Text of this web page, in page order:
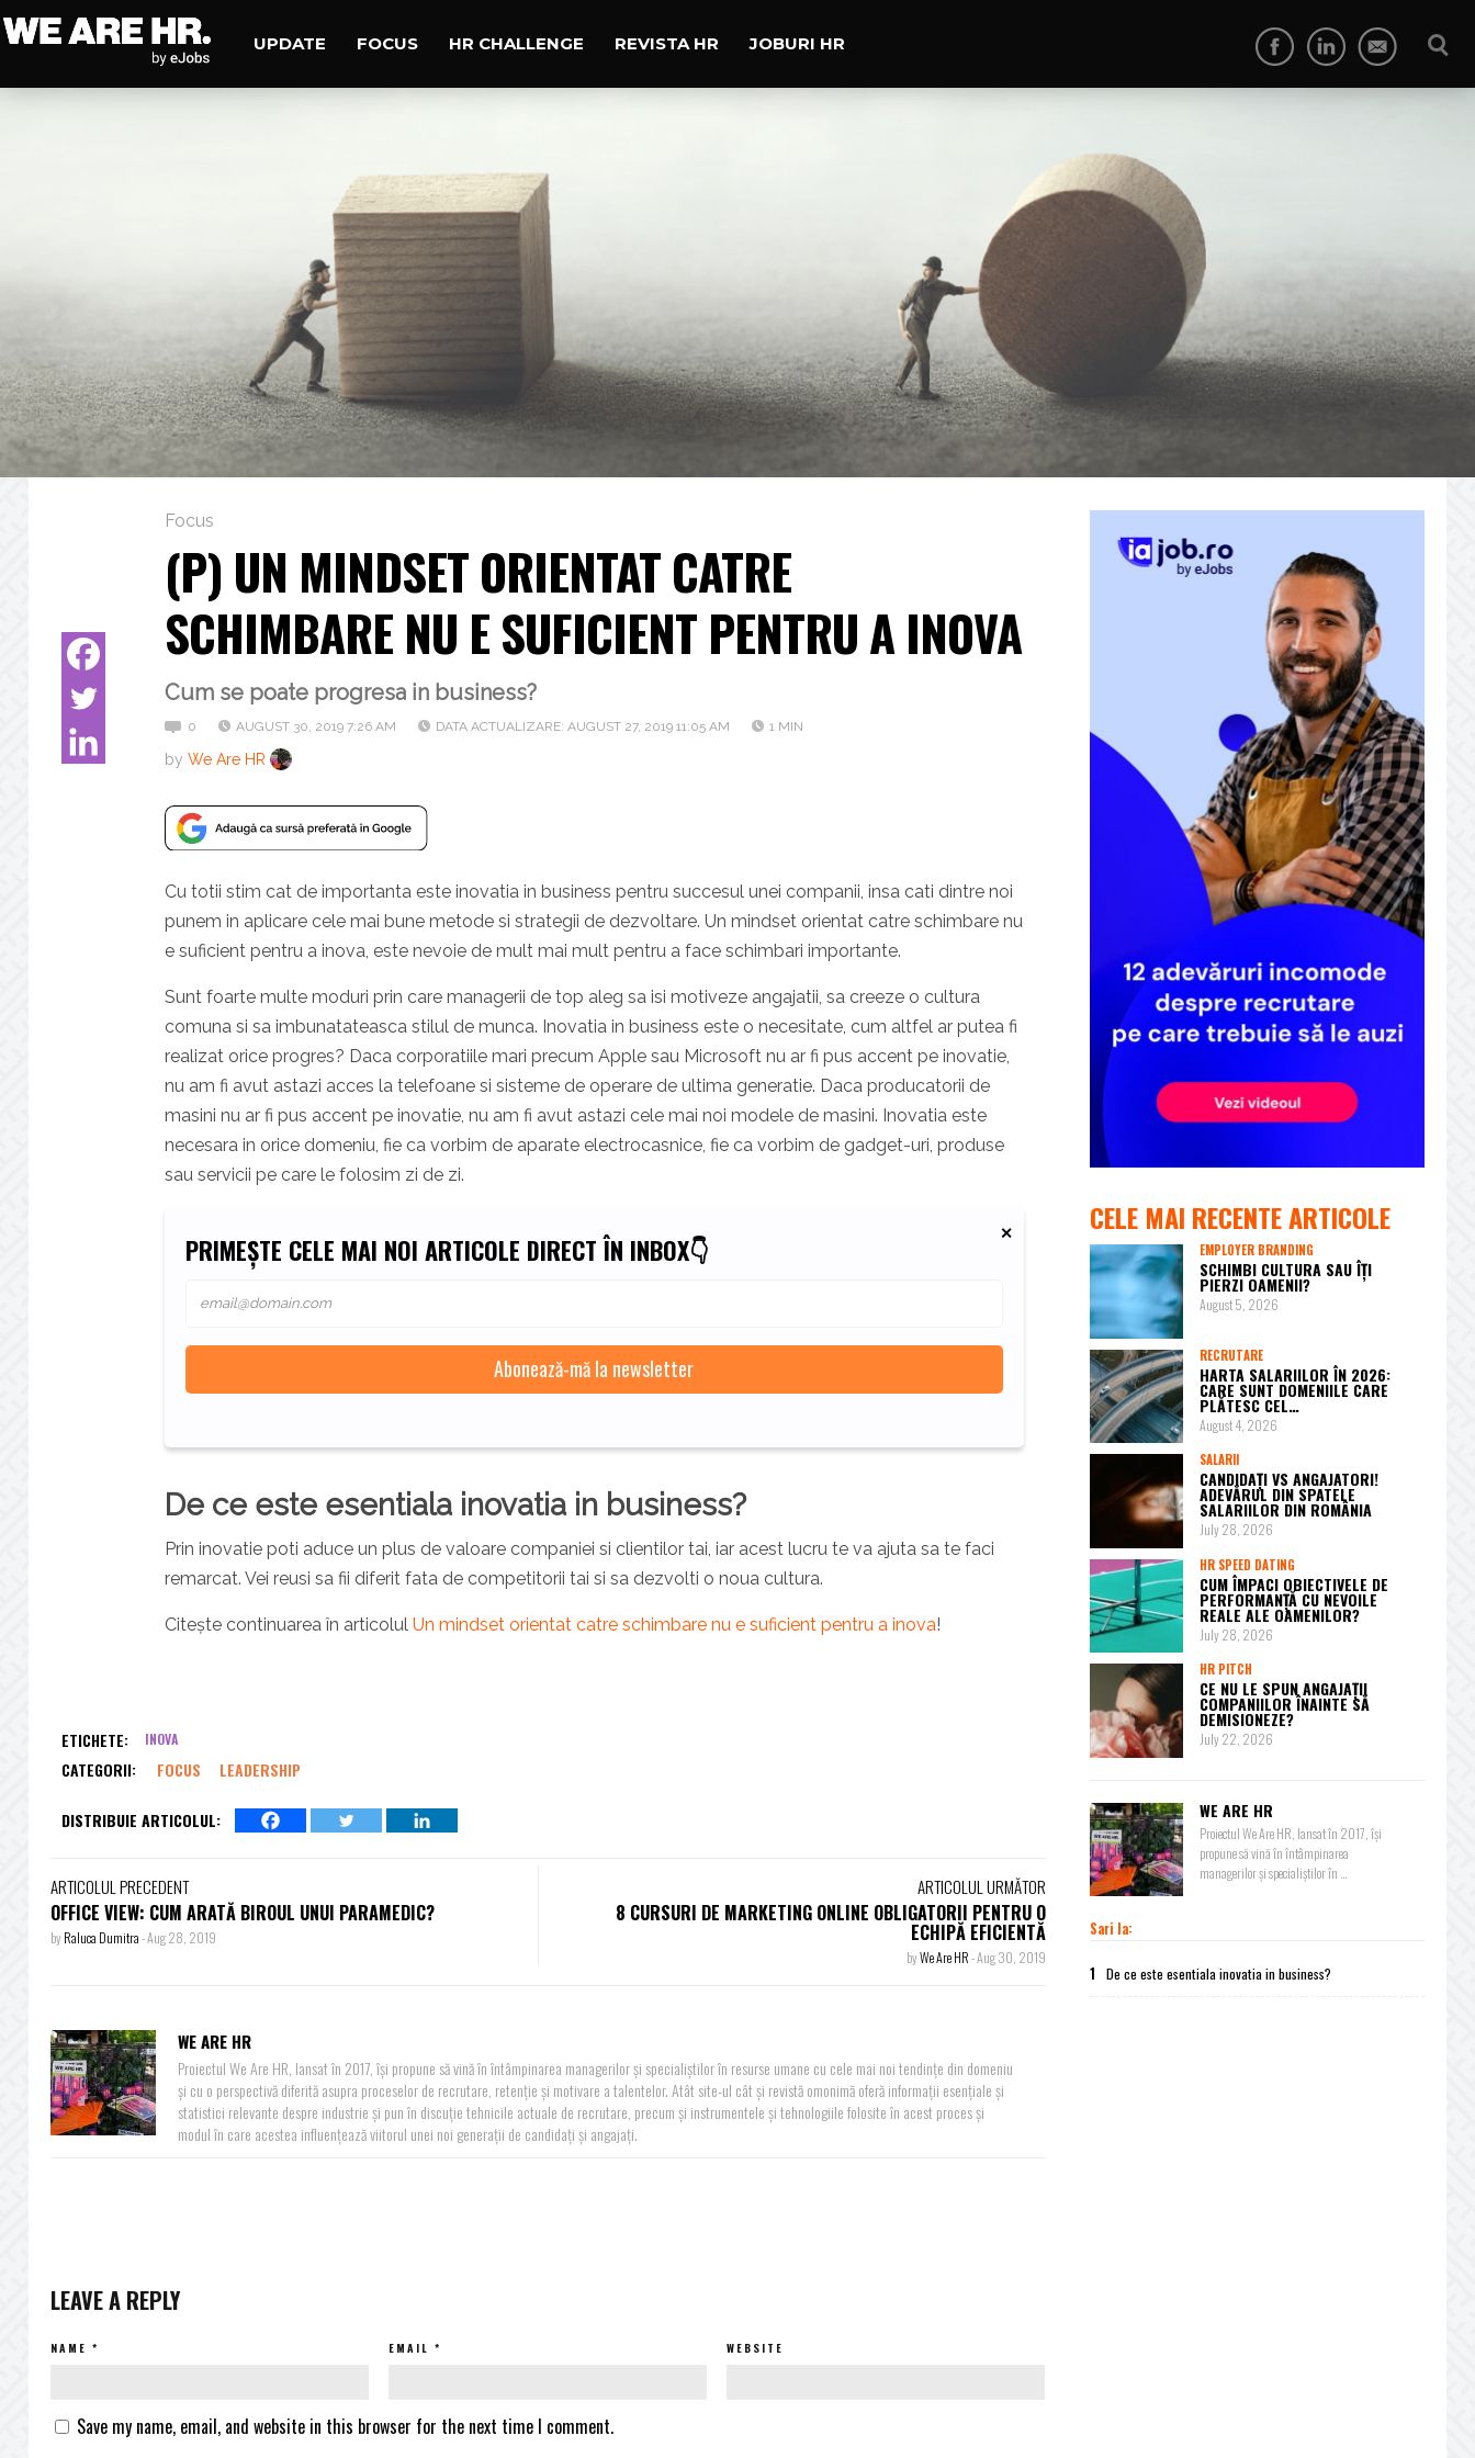
UPDATE FOCUS HR CHALLENGE REVISTA HR JOBURI HR
Focus
(P) UN MINDSET ORIENTAT CATRE
SCHIMBARE NU E SUFICIENT PENTRU A INOVA
Cum se poate progresa in business?
0 AUGUST 30, 2019 7:26 AM DATA ACTUALIZARE: AUGUST 27, 2019 11:05 AM 1 MIN
by We Are HR
Cu totii stim cat de importanta este inovatia in business pentru succesul unei companii, insa cati dintre noi
punem in aplicare cele mai bune metode si strategii de dezvoltare. Un mindset orientat catre schimbare nu
e suficient pentru a inova, este nevoie de mult mai mult pentru a face schimbari importante.
Sunt foarte multe moduri prin care managerii de top aleg sa isi motiveze angajatii, sa creeze o cultura
comuna si sa imbunatateasca stilul de munca. Inovatia in business este o necesitate, cum altfel ar putea fi
realizat orice progres? Daca corporatiile mari precum Apple sau Microsoft nu ar fi pus accent pe inovatie,
nu am fi avut astazi acces la telefoane si sisteme de operare de ultima generatie. Daca producatorii de
masini nu ar fi pus accent pe inovatie, nu am fi avut astazi cele mai noi modele de masini. Inovatia este
necesara in orice domeniu, fie ca vorbim de aparate electrocasnice, fie ca vorbim de gadget-uri, produse
sau servicii pe care le folosim zi de zi.
PRIMEȘTE CELE MAI NOI ARTICOLE DIRECT ÎN INBOX👇
De ce este esentiala inovatia in business?
Prin inovatie poti aduce un plus de valoare companiei si clientilor tai, iar acest lucru te va ajuta sa te faci
remarcat. Vei reusi sa fii diferit fata de competitorii tai si sa dezvolti o noua cultura.
Citește continuarea în articolul Un mindset orientat catre schimbare nu e suficient pentru a inova!
ETICHETE: INOVA
CATEGORII: FOCUS LEADERSHIP
DISTRIBUIE ARTICOLUL:
ARTICOLUL PRECEDENT
OFFICE VIEW: CUM ARATĂ BIROUL UNUI PARAMEDIC?
byRaluca Dumitra-Aug 28, 2019
ARTICOLUL URMĂTOR
8 CURSURI DE MARKETING ONLINE OBLIGATORII PENTRU O
ECHIPĂ EFICIENTĂ
byWe Are HR-Aug 30, 2019
WE ARE HR
Proiectul We Are HR, lansat în 2017, își propune să vină în întâmpinarea managerilor și specialiștilor în resurse umane cu cele mai noi tendințe din domeniu
și cu o perspectivă diferită asupra proceselor de recrutare, retenție și motivare a talentelor. Atât site-ul cât și revistă omonimă oferă informații esențiale și
statistici relevante despre industrie și pun în discuție tehnicile actuale de recrutare, precum și instrumentele și tehnologiile folosite în acest proces și
modul în care acestea influențează viitorul unei noi generații de candidați și angajați.
LEAVE A REPLY
NAME * EMAIL * WEBSITE
Save my name, email, and website in this browser for the next time I comment.
CELE MAI RECENTE ARTICOLE
EMPLOYER BRANDING
SCHIMBI CULTURA SAU ÎȚI
PIERZI OAMENII?
August 5, 2026
RECRUTARE
HARTA SALARIILOR ÎN 2026:
CARE SUNT DOMENIILE CARE
PLĂTESC CEL…
August 4, 2026
SALARII
CANDIDAȚI VS ANGAJATORI!
ADEVĂRUL DIN SPATELE
SALARIILOR DIN ROMÂNIA
July 28, 2026
HR SPEED DATING
CUM ÎMPACI OBIECTIVELE DE
PERFORMANȚĂ CU NEVOILE
REALE ALE OAMENILOR?
July 28, 2026
HR PITCH
CE NU LE SPUN ANGAJAȚII
COMPANIILOR ÎNAINTE SĂ
DEMISIONEZE?
July 22, 2026
WE ARE HR
Proiectul We Are HR, lansat în 2017, își
propune să vină în întâmpinarea
managerilor și specialiștilor în ...
Sari la:
1 De ce este esentiala inovatia in business?